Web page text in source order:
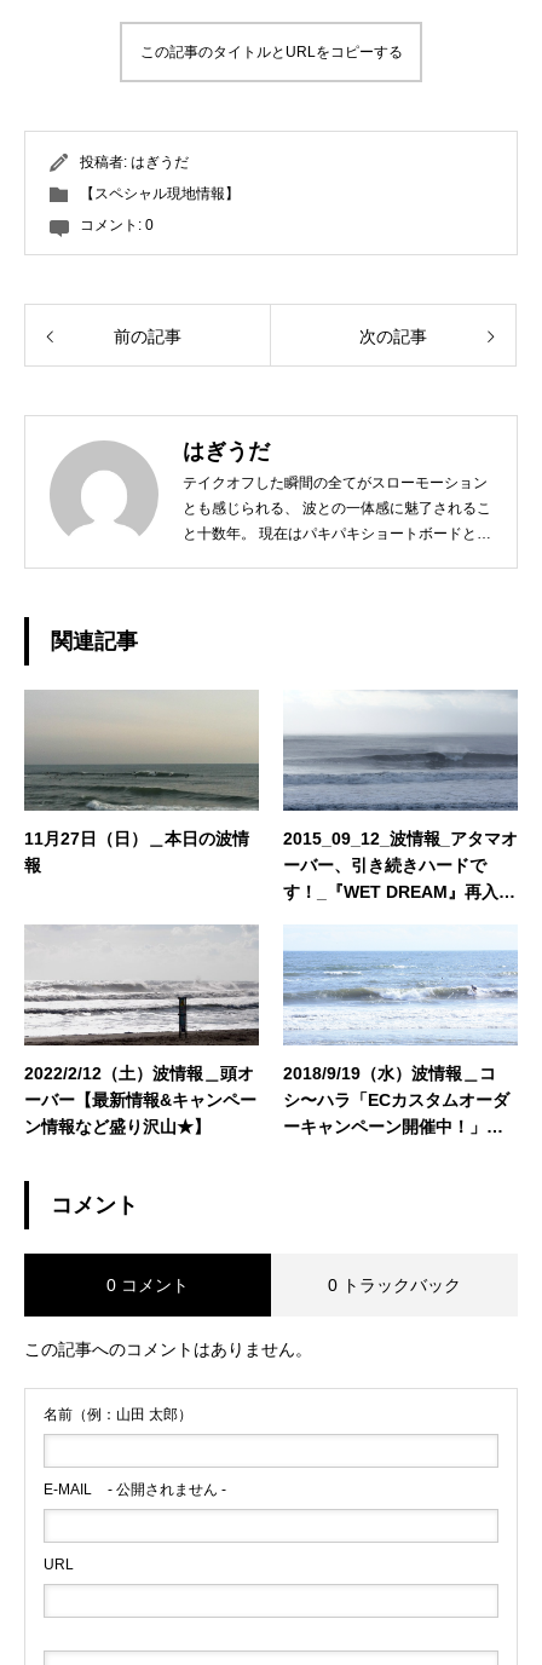
この記事のタイトルとURLをコピーする
投稿者: はぎうだ
【スペシャル現地情報】
コメント: 0
前の記事 次の記事
はぎうだ
テイクオフした瞬間の全てがスローモーション
とも感じられる、 波との一体感に魅了されるこ
と十数年。 現在はパキパキショートボードとは
介できればと思います！ どうぞよろしくお願い
いたします。◆担当業務：店舗運営・WEBサイ
ト運営・企画・プロモーション◆東京都出身：
一宮町在住 ◆誕生日：1983年4月29日
関連記事
11月27日（日）＿本日の波情
報
2015_09_12_波情報_アタマオ
ーバー、引き続きハードで
す！_『WET DREAM』再入
2022/2/12（土）波情報＿頭オ
ーバー【最新情報&キャンペー
ン情報など盛り沢山★】
2018/9/19（水）波情報＿コ
シ〜ハラ「ECカスタムオーダ
ーキャンペーン開催中！」
コメント
0 コメント 0 トラックバック
この記事へのコメントはありません。
名前（例：山田 太郎）
E-MAIL - 公開されません -
URL